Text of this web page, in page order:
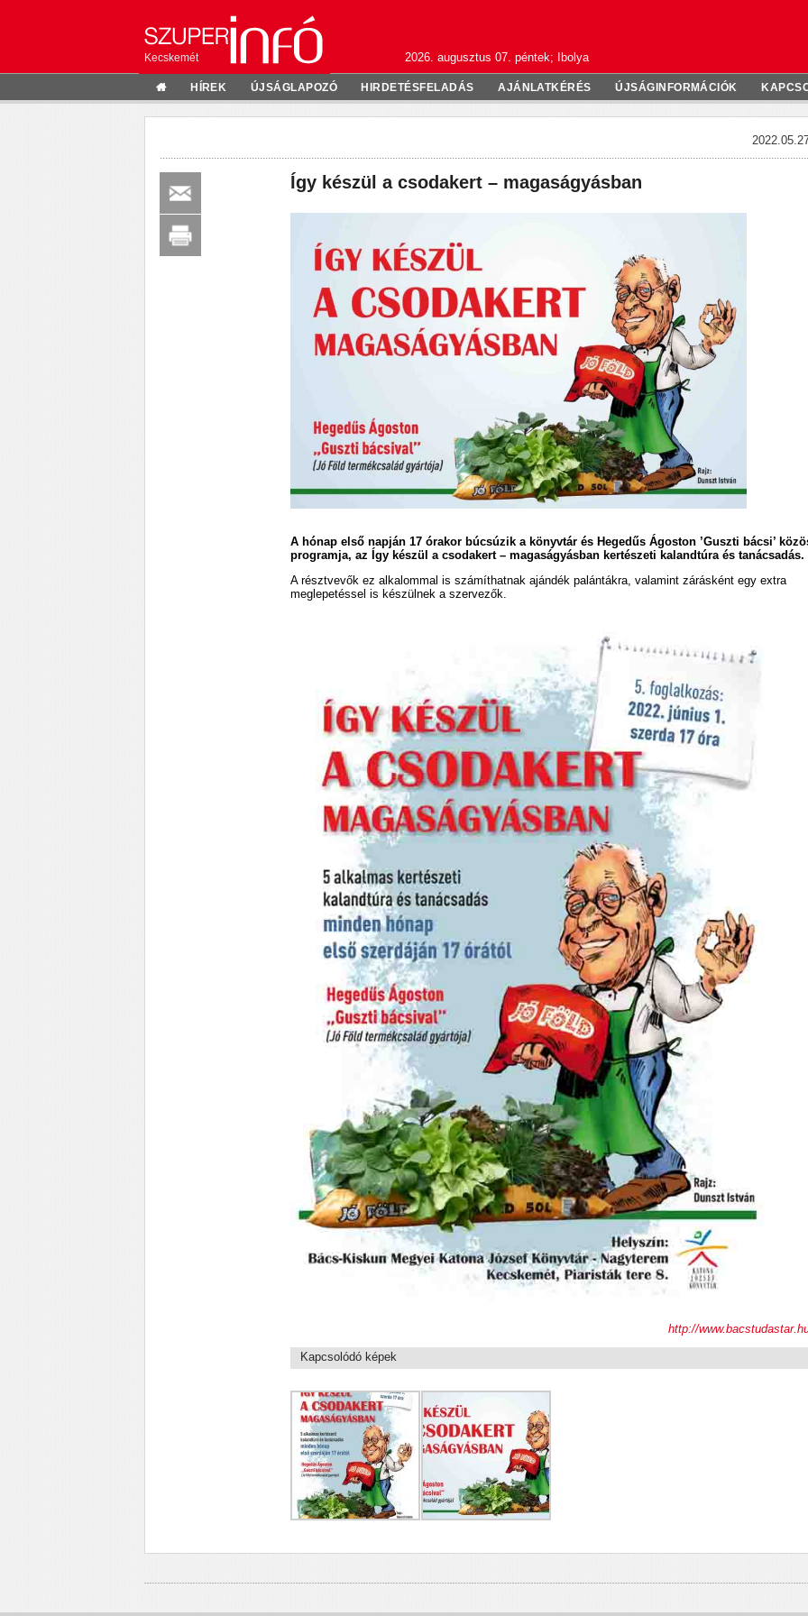
Kecskemét 2026. augusztus 07. péntek; Ibolya
HÍREK ÚJSÁGLAPOZÓ HIRDETÉSFELADÁS AJÁNLATKÉRÉS ÚJSÁGINFORMÁCIÓK
Így készül a csodakert – magaságyásban
A hónap első napján 17 órakor búcsúzik a könyvtár és Hegedűs Ágoston ’Guszti bácsi’
programja, az Így készül a csodakert – magaságyásban kertészeti kalandtúra és tanácsadás.
A résztvevők ez alkalommal is számíthatnak ajándék palántákra, valamint zárásként egy extra
meglepetéssel is készülnek a szervezők.
http://
Kapcsolódó képek